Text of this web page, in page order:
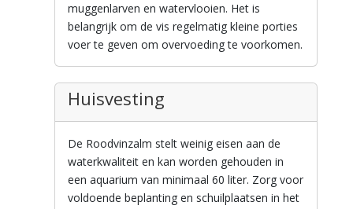
muggenlarven en watervlooien. Het is
belangrijk om de vis regelmatig kleine porties
voer te geven om overvoeding te voorkomen.
Huisvesting
De Roodvinzalm stelt weinig eisen aan de
waterkwaliteit en kan worden gehouden in
een aquarium van minimaal 60 liter. Zorg voor
voldoende beplanting en schuilplaatsen in het